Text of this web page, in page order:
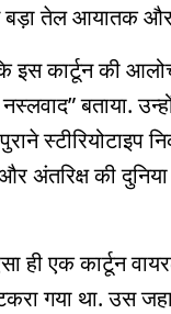
बड़ा तेल आयातक
इस कार्टून की
बताया.
अंतरिक्ष की
ही एक कार्टून
गया था. उस